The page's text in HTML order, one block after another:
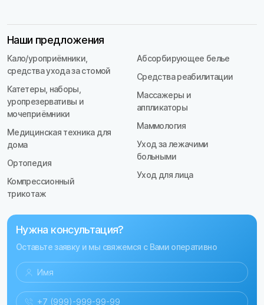
Наши предложения
Кало/уроприёмники,
средства ухода за стомой
Катетеры, наборы,
уропрезервативы и
мочеприёмники
Медицинская техника для
дома
Ортопедия
Компрессионный
трикотаж
Абсорбирующее белье
Средства реабилитации
Массажеры и
аппликаторы
Маммология
Уход за лежачими
больными
Уход для лица
Нужна консультация?
Оставьте заявку и мы свяжемся с Вами оперативно